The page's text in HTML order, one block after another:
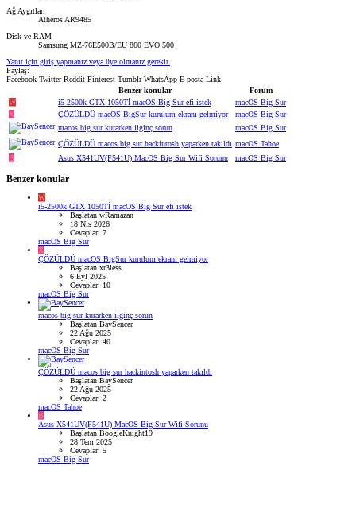
Ağ Aygıtları
Atheros AR9485
Disk ve RAM
Samsung MZ-76E500B/EU 860 EVO 500
Yanıt için giriş yapmanız veya üye olmanız gerekir.
Paylaş:
Facebook Twitter Reddit Pinterest Tumblr WhatsApp E-posta Link
Benzer konular
Forum
W
i5-2500k GTX 1050Tİ macOS Big Sur efi istek
macOS Big Sur
X
ÇÖZÜLDÜ macOS BigSur kurulum ekranı gelmiyor
macOS Big Sur
macos big sur kurarken ilginç sorun
macOS Big Sur
ÇÖZÜLDÜ macos big sur hackintosh yaparken takıldı macOS Tahoe
B
Asus X541UV(F541U) MacOS Big Sur Wifi Sorunu macOS Big Sur
Benzer konular
W
i5-2500k GTX 1050Tİ macOS Big Sur efi istek
Başlatan wRamazan
18 Nis 2026
Cevaplar: 7
macOS Big Sur
X
ÇÖZÜLDÜ macOS BigSur kurulum ekranı gelmiyor
Başlatan xr3less
6 Eyl 2025
Cevaplar: 10
macOS Big Sur
macos big sur kurarken ilginç sorun
Başlatan BaySencer
22 Ağu 2025
Cevaplar: 40
macOS Big Sur
ÇÖZÜLDÜ macos big sur hackintosh yaparken takıldı
Başlatan BaySencer
22 Ağu 2025
Cevaplar: 2
macOS Tahoe
B
Asus X541UV(F541U) MacOS Big Sur Wifi Sorunu
Başlatan BoogleKnight19
28 Tem 2025
Cevaplar: 5
macOS Big Sur